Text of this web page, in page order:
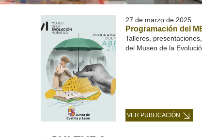
27 de marzo de 2025
Programación del
Talleres,
del Museo de la
VER PUBLICACIÓN